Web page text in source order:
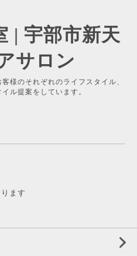
| 宇部市新天
サロン
様のそれぞれのライフスタイル、
ル提案をしています。
ます